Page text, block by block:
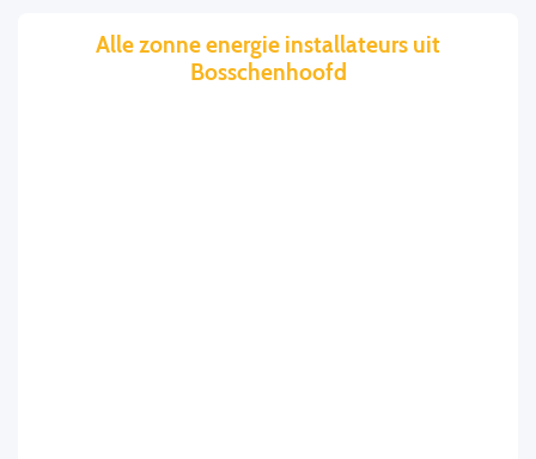
Alle zonne energie installateurs uit
Bosschenhoofd